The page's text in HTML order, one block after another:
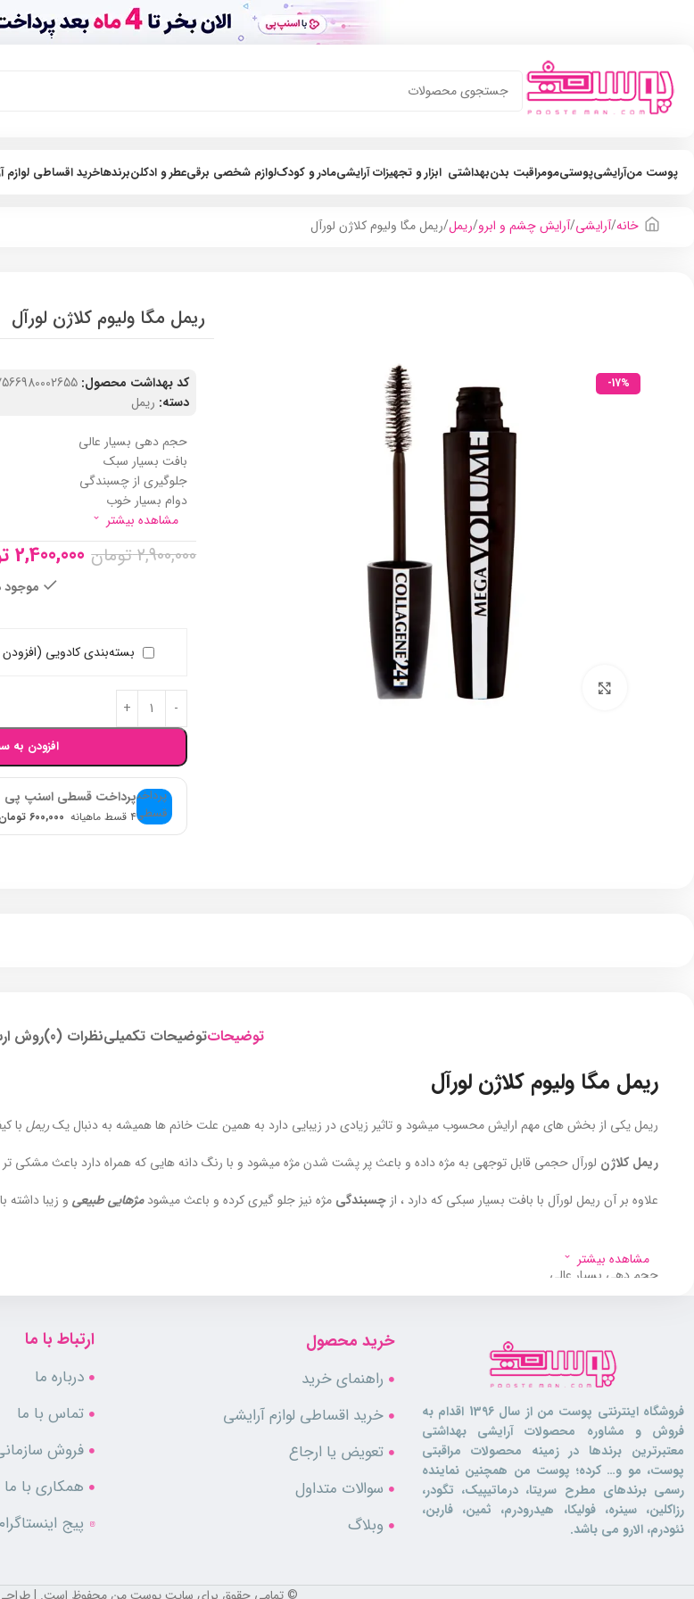
پوست منآرایشیپوستیمومراقبت بدنبهداشتی ابزار و تجهیزات آرایشیمادر و کودکلوازم شخصی برقیعطر و ادکلنبرندهاخرید اقساطی لوازم
خانه آرایشی آرایش چشم و ابرو ریمل ریمل مگا ولیوم کلاژن لورآل
-17%
ریمل مگا ولیوم کلاژن لورآل
کد بهداشت محصول:
دسته: ریمل
حجم دهی بسیار عالی
بافت بسیار سبک
جلوگیری از چسبندگی
دوام بسیار خوب
مشاهده بیشتر
2,900,000 تومان 2,400,000
موجود
بسته‌بندی کادویی (افزودن
افزودن به
پرداخت قسطی اسنپ پی
۴ قسط ماهیانه 600,000 تومان
توضیحاتتوضیحات تکمیلینظرات (0) روش
ریمل مگا ولیوم کلاژن لورآل
ریمل یکی از بخش های مهم ارایش محسوب میشود و تاثیر زیادی در زیبایی دارد به همین علت خانم ها همیشه به دنبال یکریمل با
ریمل کلاژن لورآل حجمی قابل توجهی به مژه داده و باعث پر پشت شدن مژه میشود و با رنگ دانه هایی که همراه دارد باعث مشکی
علاوه بر آن ریمل لورآل با بافت بسیار سبکی که دارد ، از چسبندگی مژه نیز جلو گیری کرده و باعث میشودمژهایی طبیعی و زیبا داشته
حجم دهی بسیار عالی
بافت بسیار سبک
مشاهده بیشتر
فروشگاه اینترنتی پوست من از سال 1396 اقدام به
فروش و مشاوره محصولات آرایشی بهداشتی
معتبرترین برندها در زمینه محصولات مراقبتی
پوست، مو و… کرده؛ پوست من همچنین نماینده
رسمی برندهای مطرح سریتا، درماتیپیک، تگودر،
رزاکلین، سینره، فولیکا، هیدرودرم، ثمین، فاربن،
نئودرم، الارو می باشد.
خرید محصول
راهنمای خرید
خرید اقساطی لوازم آرایشی
تعویض یا ارجاع
سوالات متداول
وبلاگ
ارتباط با ما
درباره ما
تماس با ما
فروش
همکاری با ما
پیج